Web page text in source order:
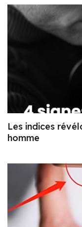
Les indices
homme